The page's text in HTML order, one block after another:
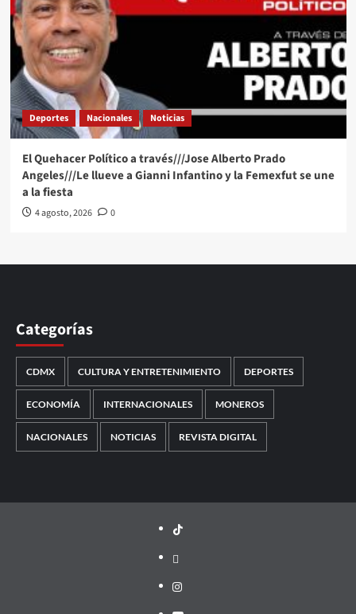
Deportes Nacionales Noticias
El Quehacer Político a través///Jose Alberto Prado
Angeles///Le llueve a Gianni Infantino y la Femexfut se une
a la fiesta
4 agosto, 2026 0
Categorías
CDMX CULTURA Y ENTRETENIMIENTO DEPORTES
ECONOMÍA INTERNACIONALES MONEROS
NACIONALES NOTICIAS REVISTA DIGITAL
TikTok
threads
Instagram